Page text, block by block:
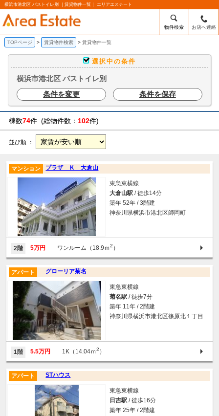
横浜市港北区 バストイレ別 ｜賃貸物件一覧｜ エリアエステート
物件検索 お店へ連絡
TOPページ 賃貸物件検索 賃貸物件一覧
選択中の条件
横浜市港北区 バストイレ別
条件を変更
条件を保存
棟数74件 (総物件数： 102件)
並び順 ：
プラザ Ｋ 大倉山
マンション
東急東横線
大倉山駅 / 徒歩14分
築年 52年 / 3階建
神奈川県横浜市港北区師岡町
2階 5万円 ワンルーム（18.9ｍ2 ）
グローリア菊名
アパート
東急東横線
菊名駅 / 徒歩7分
築年 11年 / 2階建
神奈川県横浜市港北区篠原北１丁目
1階 5.5万円 1K（14.04ｍ2 ）
STハウス
アパート
東急東横線
日吉駅 / 徒歩16分
築年 25年 / 2階建